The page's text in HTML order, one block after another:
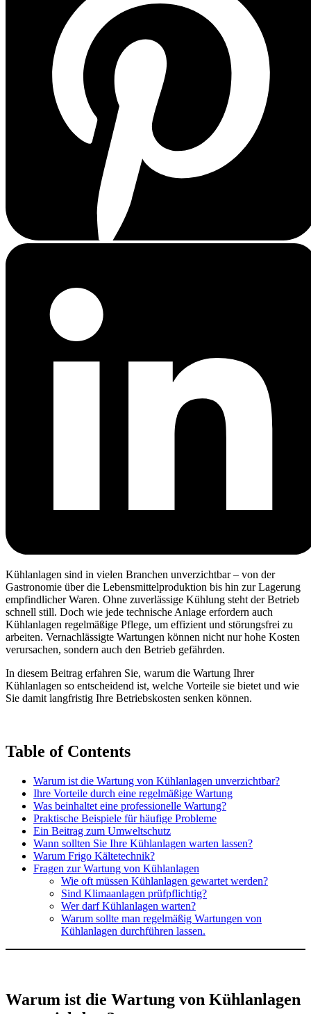
Kühlanlagen sind in vielen Branchen unverzichtbar – von der
Gastronomie über die Lebensmittelproduktion bis hin zur Lagerung
empfindlicher Waren. Ohne zuverlässige Kühlung steht der Betrieb
schnell still. Doch wie jede technische Anlage erfordern auch
Kühlanlagen regelmäßige Pflege, um effizient und störungsfrei zu
arbeiten. Vernachlässigte Wartungen können nicht nur hohe Kosten
verursachen, sondern auch den Betrieb gefährden.
In diesem Beitrag erfahren Sie, warum die Wartung Ihrer
Kühlanlagen so entscheidend ist, welche Vorteile sie bietet und wie
Sie damit langfristig Ihre Betriebskosten senken können.
Table of Contents
Warum ist die Wartung von Kühlanlagen unverzichtbar?
Ihre Vorteile durch eine regelmäßige Wartung
Was beinhaltet eine professionelle Wartung?
Praktische Beispiele für häufige Probleme
Ein Beitrag zum Umweltschutz
Wann sollten Sie Ihre Kühlanlagen warten lassen?
Warum Frigo Kältetechnik?
Fragen zur Wartung von Kühlanlagen
Wie oft müssen Kühlanlagen gewartet werden?
Sind Klimaanlagen prüfpflichtig?
Wer darf Kühlanlagen warten?
Warum sollte man regelmäßig Wartungen von
Kühlanlagen durchführen lassen.
Warum ist die Wartung von Kühlanlagen